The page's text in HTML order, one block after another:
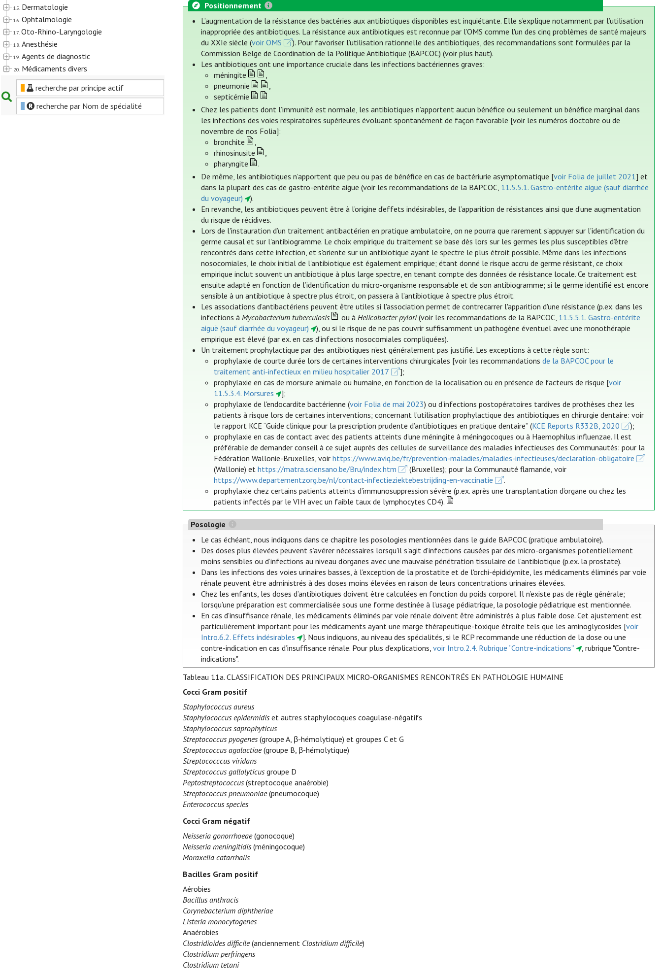
15. Dermatologie
16. Ophtalmologie
17. Oto-Rhino-Laryngologie
18. Anesthésie
19. Agents de diagnostic
20. Médicaments divers
recherche par principe actif
recherche par Nom de spécialité
Positionnement
L’augmentation de la résistance des bactéries aux antibiotiques disponibles est inquiétante. Elle s’explique notamment par l’utilisation
inappropriée des antibiotiques. La résistance aux antibiotiques est reconnue par l’OMS comme l'un des cinq problèmes de santé majeurs
du XXIe siècle (voir OMS
). Pour favoriser l’utilisation rationnelle des antibiotiques, des recommandations sont formulées par la
Commission Belge de Coordination de la Politique Antibiotique (BAPCOC) (voir plus haut).
Les antibiotiques ont une importance cruciale dans les infections bactériennes graves:
méningite
,
pneumonie
,
septicémie
Chez les patients dont l’immunité est normale, les antibiotiques n’apportent aucun bénéfice ou seulement un bénéfice marginal dans
les infections des voies respiratoires supérieures évoluant spontanément de façon favorable [voir les numéros d’octobre ou de
novembre de nos Folia]:
bronchite
,
rhinosinusite
,
pharyngite
.
De même, les antibiotiques n’apportent que peu ou pas de bénéfice en cas de bactériurie asymptomatique [voir Folia de juillet 2021] et
dans la plupart des cas de gastro-entérite aiguë (voir les recommandations de la BAPCOC, 11.5.5.1. Gastro-entérite aiguë (sauf diarrhée
du voyageur)
).
En revanche, les antibiotiques peuvent être à l’origine d’effets indésirables, de l’apparition de résistances ainsi que d’une augmentation
du risque de récidives.
Lors de l'instauration d’un traitement antibactérien en pratique ambulatoire, on ne pourra que rarement s'appuyer sur l'identification du
germe causal et sur l'antibiogramme. Le choix empirique du traitement se base dès lors sur les germes les plus susceptibles d’être
rencontrés dans cette infection, et s'oriente sur un antibiotique ayant le spectre le plus étroit possible. Même dans les infections
nosocomiales, le choix initial de l'antibiotique est également empirique; étant donné le risque accru de germe résistant, ce choix
empirique inclut souvent un antibiotique à plus large spectre, en tenant compte des données de résistance locale. Ce traitement est
ensuite adapté en fonction de l’identification du micro-organisme responsable et de son antibiogramme; si le germe identifié est encore
sensible à un antibiotique à spectre plus étroit, on passera à l’antibiotique à spectre plus étroit.
Les associations d’antibactériens peuvent être utiles si l'association permet de contrecarrer l'apparition d'une résistance (p.ex. dans les
infections àMycobacterium tuberculosis ou à Helicobacter pylori(voir les recommandations de la BAPCOC, 11.5.5.1. Gastro-entérite
aiguë (sauf diarrhée du voyageur)
), ou si le risque de ne pas couvrir suffisamment un pathogène éventuel avec une monothérapie
empirique est élevé (par ex. en cas d'infections nosocomiales compliquées).
Un traitement prophylactique par des antibiotiques n’est généralement pas justifié. Les exceptions à cette règle sont:
prophylaxie de courte durée lors de certaines interventions chirurgicales [voir les recommandationsde la BAPCOC pour le
traitement anti-infectieux en milieu hospitalier 2017
];
prophylaxie en cas de morsure animale ou humaine, en fonction de la localisation ou en présence de facteurs de risque [voir
11.5.3.4. Morsures
];
prophylaxie de l'endocardite bactérienne (voir Folia de mai 2023) ou d’infections postopératoires tardives de prothèses chez les
patients à risque lors de certaines interventions; concernant l’utilisation prophylactique des antibiotiques en chirurgie dentaire: voir
le rapport KCE “Guide clinique pour la prescription prudente d’antibiotiques en pratique dentaire” (KCE Reports R332B, 2020
);
prophylaxie en cas de contact avec des patients atteints d’une méningite à méningocoques ou à Haemophilus influenzae. Il est
préférable de demander conseil à ce sujet auprès des cellules de surveillance des maladies infectieuses des Communautés: pour la
Fédération Wallonie-Bruxelles, voirhttps://www.aviq.be/fr/prevention-maladies/maladies-infectieuses/declaration-obligatoire
(Wallonie) ethttps://matra.sciensano.be/Bru/index.htm
(Bruxelles); pour la Communauté flamande, voir
https://www.departementzorg.be/nl/contact-infectieziektebestrijding-en-vaccinatie
.
prophylaxie chez certains patients atteints d’immunosuppression sévère (p.ex. après une transplantation d’organe ou chez les
patients infectés par le VIH avec un faible taux de lymphocytes CD4).
Posologie
Le cas échéant, nous indiquons dans ce chapitre les posologies mentionnées dans le guide BAPCOC (pratique ambulatoire).
Des doses plus élevées peuvent s’avérer nécessaires lorsqu'il s'agit d'infections causées par des micro-organismes potentiellement
moins sensibles ou d’infections au niveau d'organes avec une mauvaise pénétration tissulaire de l’antibiotique (p.ex. la prostate).
Dans les infections des voies urinaires basses, à l'exception de la prostatite et de l'orchi-épididymite, les médicaments éliminés par voie
rénale peuvent être administrés à des doses moins élevées en raison de leurs concentrations urinaires élevées.
Chez les enfants, les doses d’antibiotiques doivent être calculées en fonction du poids corporel. Il n’existe pas de règle générale;
lorsqu’une préparation est commercialisée sous une forme destinée à l’usage pédiatrique, la posologie pédiatrique est mentionnée.
En cas d'insuffisance rénale, les médicaments éliminés par voie rénale doivent être administrés à plus faible dose. Cet ajustement est
particulièrement important pour les médicaments ayant une marge thérapeutique-toxique étroite tels que les aminoglycosides [voir
Intro.6.2. Effets indésirables
]. Nous indiquons, au niveau des spécialités, si le RCP recommande une réduction de la dose ou une
contre-indication en cas d’insuffisance rénale. Pour plus d'explications,voir Intro.2.4. Rubrique “Contre-indications”
, rubrique "Contre-
indications".
Tableau 11a. CLASSIFICATION DES PRINCIPAUX MICRO-ORGANISMES RENCONTRÉS EN PATHOLOGIE HUMAINE
Cocci Gram positif
Staphylococcus aureus
Staphylococcus epidermidis et autres staphylocoques coagulase-négatifs
Staphylococcus saprophyticus
Streptococcus pyogenes (groupe A, β-hémolytique) et groupes C et G
Streptococcus agalactiae(groupe B, β-hémolytique)
Streptococccus viridans
Streptococcus gallolyticus groupe D
Peptostreptococcus (streptocoque anaérobie)
Streptococcus pneumoniae(pneumocoque)
Enterococcus species
Cocci Gram négatif
Neisseria gonorrhoeae(gonocoque)
Neisseria meningitidis (méningocoque)
Moraxella catarrhalis
Bacilles Gram positif
Aérobies
Bacillus anthracis
Corynebacterium diphtheriae
Listeria monocytogenes
Anaérobies
Clostridioides difficile(anciennement Clostridium difficile)
Clostridium perfringens
Clostridium tetani